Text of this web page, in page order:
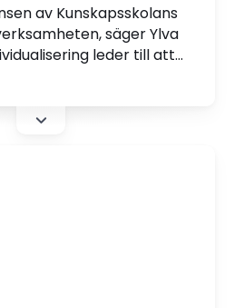
av Kunskapsskolans
säger Ylva
leder till att
byter roller: medan eleven
till skolans system,
den.